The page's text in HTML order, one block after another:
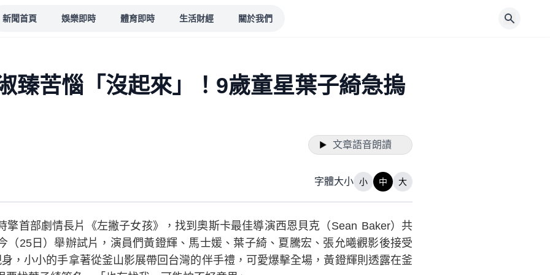
新聞首頁 娛樂即時 體育即時 生活財經 關於我們
臻苦惱「沒起來」！9歲童星葉子綺急摀
文章語音朗讀
字體大小 小 中 大
擎首部劇情長片《左撇子女孩》，找到奧斯卡最佳導演西恩貝克（Sean Baker）共
（25日）舉辦試片，演員們黃鐙輝、馬士媛、葉子綺、夏騰宏、張允曦觀影後接受
，小小的手拿著從釜山影展帶回台灣的伴手禮，可愛爆擊全場，黃鐙輝則透露在釜